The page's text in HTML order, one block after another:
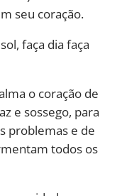
seu coração.
faça dia faça
o coração de
e sossego, para
problemas e de
todos os